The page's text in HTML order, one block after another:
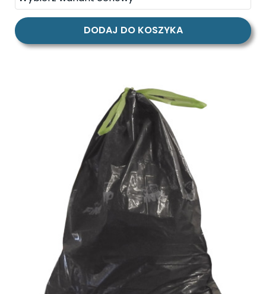
DODAJ DO KOSZYKA